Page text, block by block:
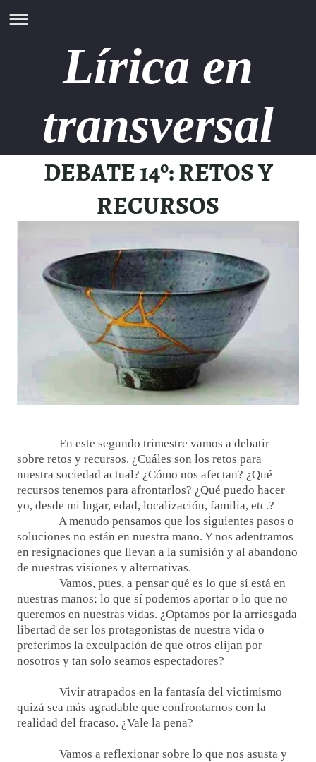
Lírica en
transversal
DEBATE 14º: RETOS Y
RECURSOS
En este segundo trimestre vamos a debatir
sobre retos y recursos. ¿Cuáles son los retos para
nuestra sociedad actual? ¿Cómo nos afectan? ¿Qué
recursos tenemos para afrontarlos? ¿Qué puedo hacer
yo, desde mi lugar, edad, localización, familia, etc.?
A menudo pensamos que los siguientes pasos o
soluciones no están en nuestra mano. Y nos adentramos
en resignaciones que llevan a la sumisión y al abandono
de nuestras visiones y alternativas.
Vamos, pues, a pensar qué es lo que sí está en
nuestras manos; lo que sí podemos aportar o lo que no
queremos en nuestras vidas. ¿Optamos por la arriesgada
libertad de ser los protagonistas de nuestra vida o
preferimos la exculpación de que otros elijan por
nosotros y tan solo seamos espectadores?
Vivir atrapados en la fantasía del victimismo
quizá sea más agradable que confrontarnos con la
realidad del fracaso. ¿Vale la pena?
Vamos a reflexionar sobre lo que nos asusta y